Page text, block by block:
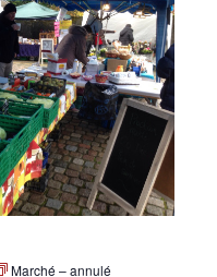
Marché – annulé